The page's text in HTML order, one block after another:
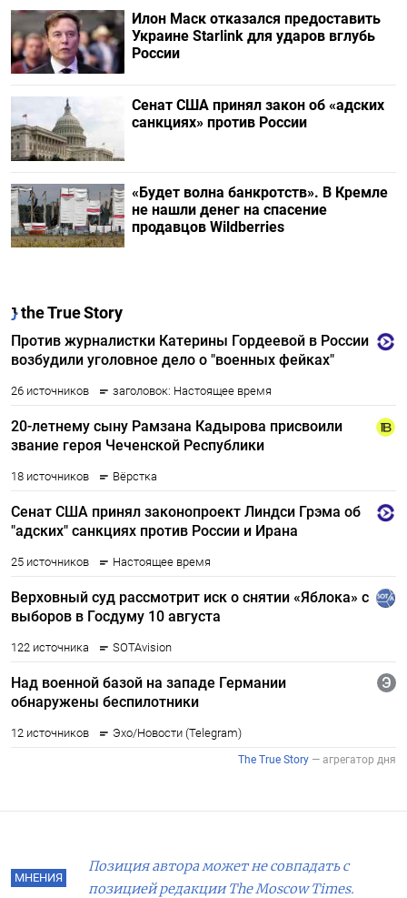
Илон Маск отказался предоставить
Украине Starlink для ударов вглубь
России
Сенат США принял закон об «адских
санкциях» против России
«Будет волна банкротств». В Кремле
не нашли денег на спасение
продавцов Wildberries
МНЕНИЯ
Позиция автора может не совпадать с
позицией редакции The Moscow Times.